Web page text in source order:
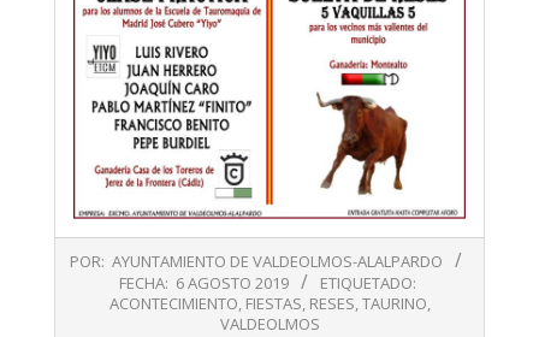
08-
POR: AYUNTAMIENTO DE VALDEOLMOS-ALALPARDO
FECHA: 6 AGOSTO 2019
ETIQUETADO:
ACONTECIMIENTO, FIESTAS, RESES,TAURINO,
VALDEOLMOS